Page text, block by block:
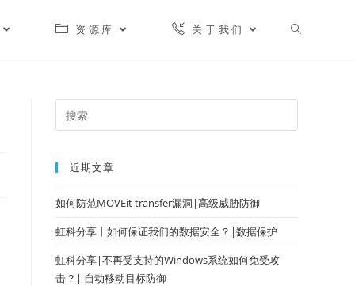
资源库 关于我们
近期文章
如何防范MOVEit transfer漏洞|高级威胁防御
虹科分享丨如何保证我们的数据安全？|数据保护
虹科分享|不再受支持的Windows系统如何免受攻
击？| 自动移动目标防御